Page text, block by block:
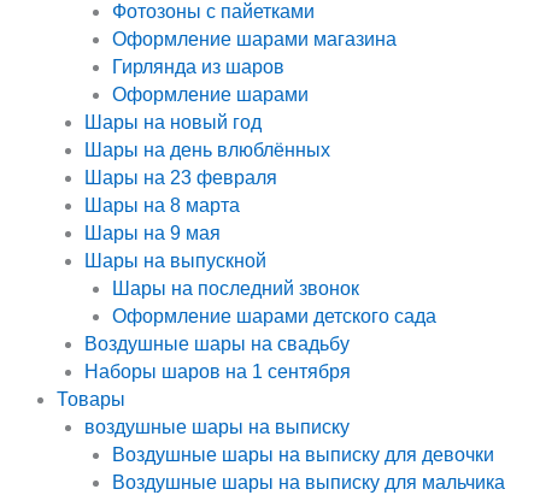
Фотозоны с пайетками
Оформление шарами магазина
Гирлянда из шаров
Оформление шарами
Шары на новый год
Шары на день влюблённых
Шары на 23 февраля
Шары на 8 марта
Шары на 9 мая
Шары на выпускной
Шары на последний звонок
Оформление шарами детского сада
Воздушные шары на свадьбу
Наборы шаров на 1 сентября
Товары
воздушные шары на выписку
Воздушные шары на выписку для девочки
Воздушные шары на выписку для мальчика